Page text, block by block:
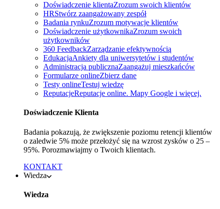
Doświadczenie klientaZrozum swoich klientów
HRStwórz zaangażowany zespół
Badania rynkuZrozum motywacje klientów
Doświadczenie użytkownikaZrozum swoich
użytkowników
360 FeedbackZarządzanie efektywnością
EdukacjaAnkiety dla uniwersytetów i studentów
Administracja publicznaZaangażuj mieszkańców
Formularze onlineZbierz dane
Testy onlineTestuj wiedzę
ReputacjeReputacje online. Mapy Google i więcej.
Doświadczenie Klienta
Badania pokazują, że zwiększenie poziomu retencji klientów
o zaledwie 5% może przełożyć się na wzrost zysków o 25 –
95%. Porozmawiajmy o Twoich klientach.
KONTAKT
Wiedza
Wiedza